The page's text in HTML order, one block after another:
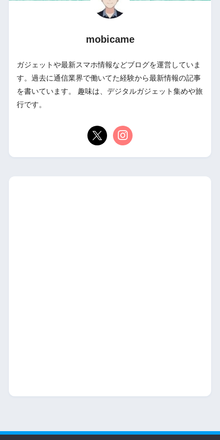
mobicame
ガジェットや最新スマホ情報などブログを運営していま
す。過去に通信業界で働いてた経験から最新情報の記事
を書いています。 趣味は、デジタルガジェット集めや旅
行です。